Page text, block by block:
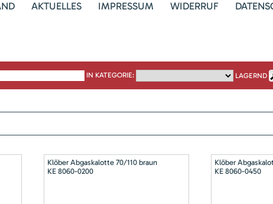
AKTUELLES IMPRESSUM WIDERRUF
IN KATEGORIE: LAGERND
Klöber Abgaskalotte 70/110 braun
KE 8060-0200
Klöber
KE 8060-0450